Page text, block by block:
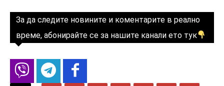
За да следите новините и коментарите в реално
време, абонирайте се за нашите канали ето тук